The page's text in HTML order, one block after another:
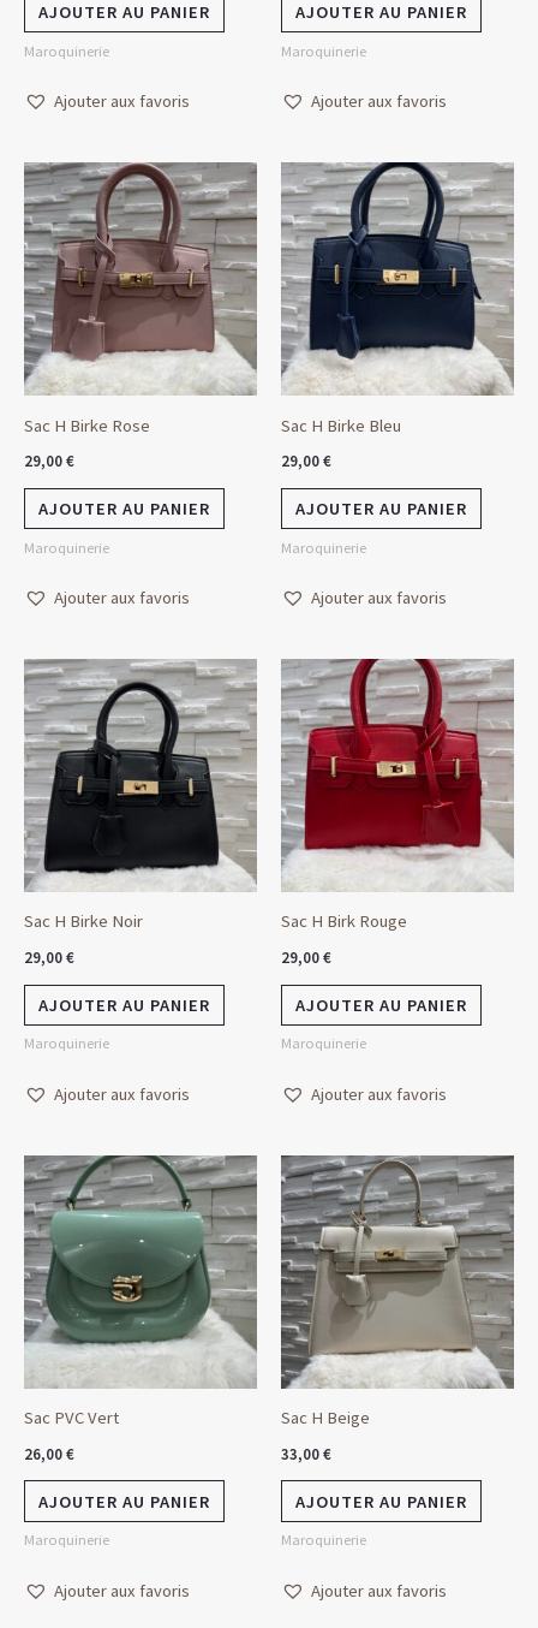
AJOUTER AU PANIER
Maroquinerie
Ajouter aux favoris
AJOUTER AU PANIER
Maroquinerie
Ajouter aux favoris
Sac H Birke Rose
29,00€
AJOUTER AU PANIER
Maroquinerie
Ajouter aux favoris
Sac H Birke Bleu
29,00€
AJOUTER AU PANIER
Maroquinerie
Ajouter aux favoris
Sac H Birke Noir
29,00€
AJOUTER AU PANIER
Maroquinerie
Ajouter aux favoris
Sac H Birk Rouge
29,00€
AJOUTER AU PANIER
Maroquinerie
Ajouter aux favoris
Sac PVC Vert
26,00€
AJOUTER AU PANIER
Maroquinerie
Ajouter aux favoris
Sac H Beige
33,00€
AJOUTER AU PANIER
Maroquinerie
Ajouter aux favoris